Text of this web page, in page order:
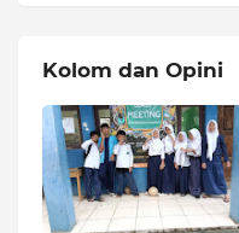
Kolom dan Opini